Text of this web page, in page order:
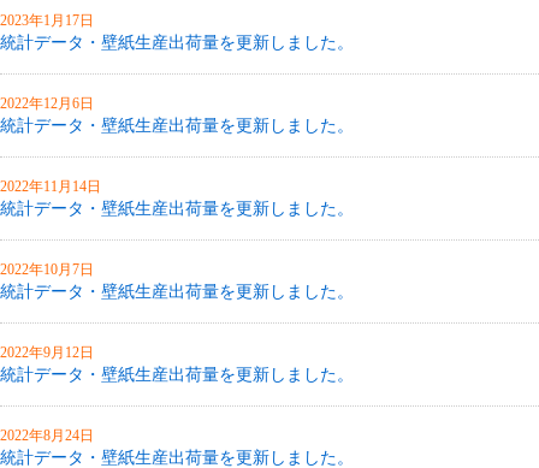
2023年1月17日
統計データ・壁紙生産出荷量を更新しました。
2022年12月6日
統計データ・壁紙生産出荷量を更新しました。
2022年11月14日
統計データ・壁紙生産出荷量を更新しました。
2022年10月7日
統計データ・壁紙生産出荷量を更新しました。
2022年9月12日
統計データ・壁紙生産出荷量を更新しました。
2022年8月24日
統計データ・壁紙生産出荷量を更新しました。